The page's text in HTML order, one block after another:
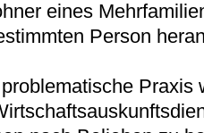
eines
Person
Praxis